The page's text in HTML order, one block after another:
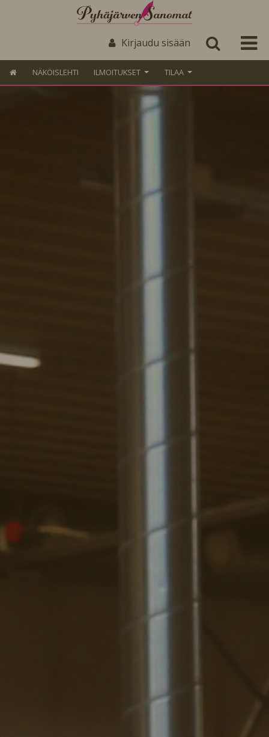
Kirjaudu sisään
NÄKÖISLEHTI ILMOITUKSET TILAA